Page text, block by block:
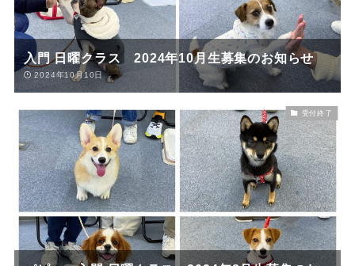
入門 日曜クラス 2024年10月生募集のお知らせ
2024年10月10日
受付終了